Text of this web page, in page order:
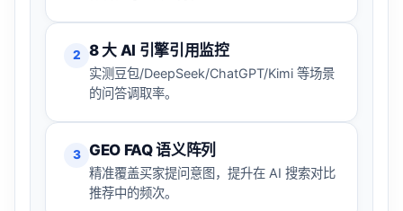
2 8 大 AI 引擎引用监控
实测豆包/DeepSeek/ChatGPT/Kimi 等场景
的问答调取率。
3 GEO FAQ 语义阵列
精准覆盖买家提问意图，提升在 AI 搜索对比
推荐中的频次。